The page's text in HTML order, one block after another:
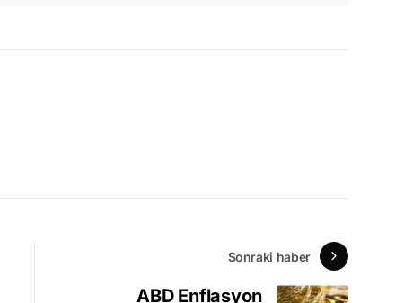
Sonraki haber
ABD Enflasyon